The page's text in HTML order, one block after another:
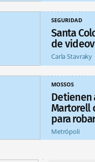
SEGURIDAD
Santa
de
Carla Stavraky
MOSSOS
Detienen
Martorell
para
Metrópoli